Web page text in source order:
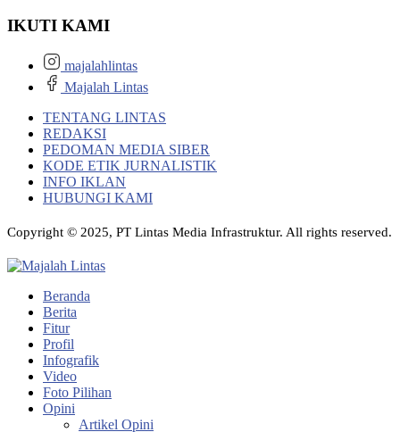
IKUTI KAMI
majalahlintas
Majalah Lintas
TENTANG LINTAS
REDAKSI
PEDOMAN MEDIA SIBER
KODE ETIK JURNALISTIK
INFO IKLAN
HUBUNGI KAMI
Copyright © 2025, PT Lintas Media Infrastruktur. All rights reserved.
Beranda
Berita
Fitur
Profil
Infografik
Video
Foto Pilihan
Opini
Artikel Opini